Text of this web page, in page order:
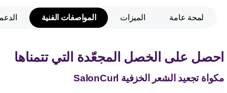
لمحة عامة الميزات المواصفات الفنية
احصل على الخصل المجعّدة التي تتمناها
مكواة تجعيد الشعر الخزفية SalonCurl